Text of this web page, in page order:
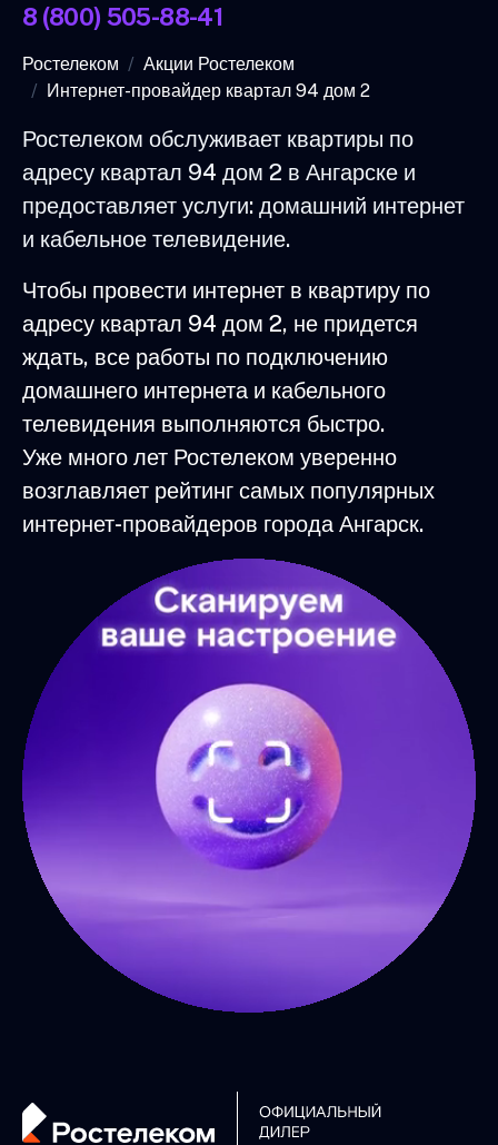
8 (800) 505-88-41
Ростелеком
Акции Ростелеком
Интернет-провайдер квартал 94 дом 2
Ростелеком обслуживает квартиры по
адресу квартал 94 дом 2 в Ангарске и
предоставляет услуги: домашний интернет
и кабельное телевидение.
Чтобы провести интернет в квартиру по
адресу квартал 94 дом 2, не придется
ждать, все работы по подключению
домашнего интернета и кабельного
телевидения выполняются быстро.
Уже много лет Ростелеком уверенно
возглавляет рейтинг самых популярных
интернет-провайдеров города Ангарск.